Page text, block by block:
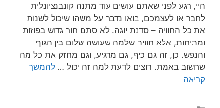
היי, רגע לפני שאתם עושים עוד מתנה קונבנציונלית
לחבר או לעצמכם, בואו נדבר על משהו שיכול לשנות
את כל החוויה – סדנת יוגה. לא סתם חור גדוש בפוזות
ומתיחות, אלא חוויה שלמה שעושה שלום בין הגוף
והנפש. כן, זה גם כיף, גם מרגיע, וגם מחזק את כל מה
שחשוב באמת. רוצים לדעת למה זה יכול … להמשך
קריאה